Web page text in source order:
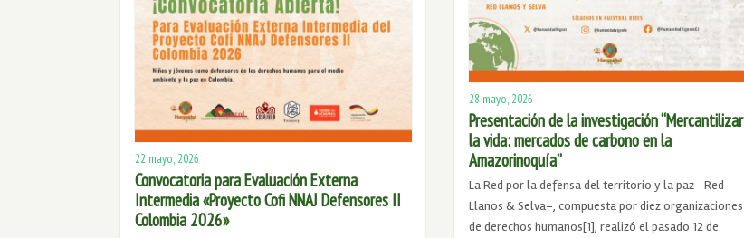
28 mayo, 2026
Presentación de la investigación “Mercantilizar
la vida: mercados de carbono en la
Amazorinoquía”
La Red por la defensa del territorio y la paz –Red
Llanos & Selva–, compuesta por diez organizaciones
de derechos humanos[1], realizó el pasado 12 de
22 mayo, 2026
Convocatoria para Evaluación Externa
Intermedia «Proyecto Cofi NNAJ Defensores II
Colombia 2026»